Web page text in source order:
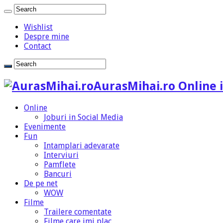
Wishlist
Despre mine
Contact
AurasMihai.ro Online
Online
Joburi in Social Media
Evenimente
Fun
Intamplari adevarate
Interviuri
Pamflete
Bancuri
De pe net
WOW
Filme
Trailere comentate